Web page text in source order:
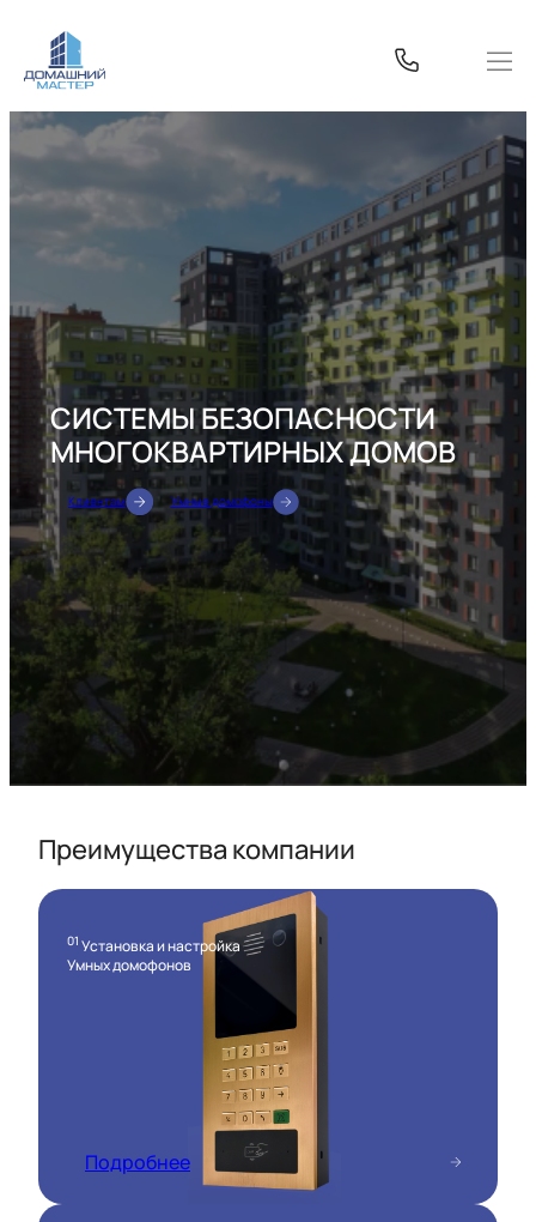
содержимому
СИСТЕМЫ БЕЗОПАСНОСТИ
МНОГОКВАРТИРНЫХ ДОМОВ
Клиентам Умные домофоны
Преимущества компании
01 Установка и настройка
Умных домофонов
Подробнее